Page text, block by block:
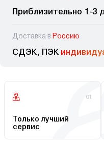
Приблизительно 1-3
Доставка в Россию
СДЭК, ПЭК
01
Только лучший
сервис